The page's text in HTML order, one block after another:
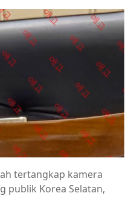
tertangkap kamera
publik Korea Selatan,